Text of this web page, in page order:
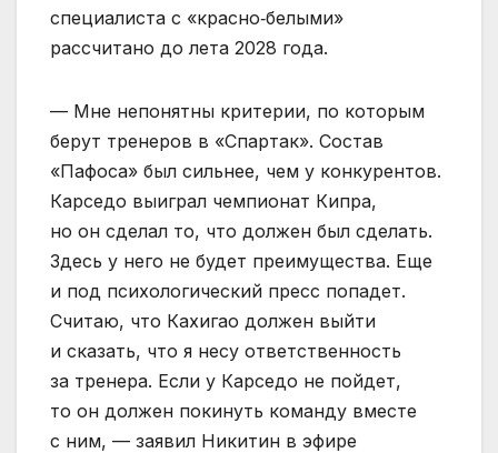
специалиста с «красно‑белыми»
рассчитано до лета 2028 года.
— Мне непонятны критерии, по которым
берут тренеров в «Спартак». Состав
«Пафоса» был сильнее, чем у конкурентов.
Карседо выиграл чемпионат Кипра,
но он сделал то, что должен был сделать.
Здесь у него не будет преимущества. Еще
и под психологический пресс попадет.
Считаю, что Кахигао должен выйти
и сказать, что я несу ответственность
за тренера. Если у Карседо не пойдет,
то он должен покинуть команду вместе
с ним, — заявил Никитин в эфире